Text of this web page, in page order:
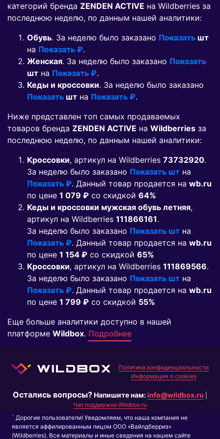
категорий бренда ZENDEN ACTIVE на Wildberries за
последнюю неделю, по данным нашей аналитики:
Обувь. За неделю было заказано Показать шт
на Показать ₽.
Женская. За неделю было заказано Показать
шт на Показать ₽.
Кеды и кроссовки. За неделю было заказано
Показать шт на Показать ₽.
Ниже представлен топ самых продаваемых
товаров бренда ZENDEN ACTIVE на Wildberries за
последнюю неделю, по данным нашей аналитики:
Кроссовки, артикул на Wildberries 73732920.
За неделю было заказано Показать шт на
Показать ₽. Данный товар продается на wb.ru
по цене 1 079 ₽ co скидкой 64%
Кеды и кроссовки мужская обувь летняя,
артикул на Wildberries 111866161.
За неделю было заказано Показать шт на
Показать ₽. Данный товар продается на wb.ru
по цене 1 154 ₽ co скидкой 65%
Кроссовки, артикул на Wildberries 111869566.
За неделю было заказано Показать шт на
Показать ₽. Данный товар продается на wb.ru
по цене 1 799 ₽ co скидкой 55%
Еще больше аналитики доступно в нашей
платформе Wildbox. Подробнее
Политика конфиденциальности
Информация о cookies
Остались вопросы?Напишите нам:info@wildbox.ru
Чат поддержки Wildbox.ru
* Дорогие пользователи! Уведомляем, что наша компания не
является аффилированным лицом ООО «Вайлдберриз»
(Wildberries). Все материалы и иные сведения на нашем сайте